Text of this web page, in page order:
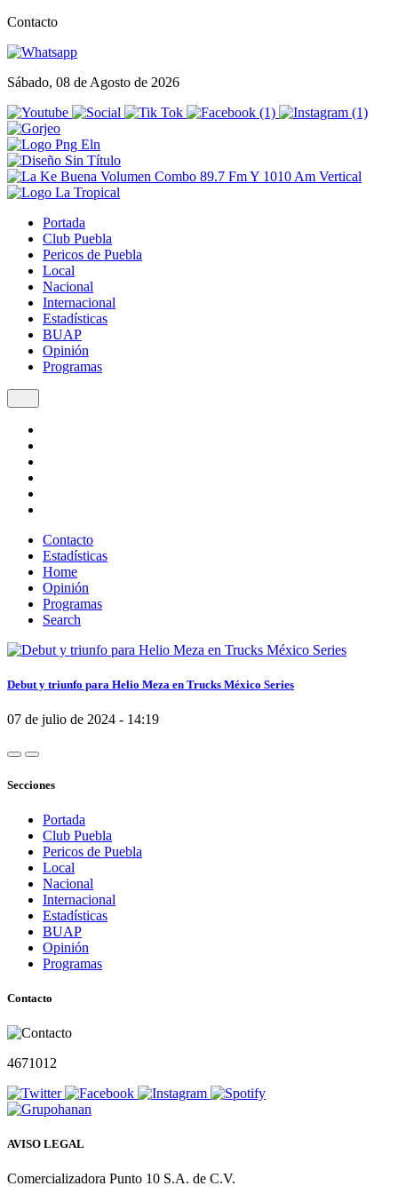
Contacto
Sábado, 08 de Agosto de 2026
Portada
Club Puebla
Pericos de Puebla
Local
Nacional
Internacional
Estadísticas
BUAP
Opinión
Programas
Contacto
Estadísticas
Home
Opinión
Programas
Search
Debut y triunfo para Helio Meza en Trucks México Series
07 de julio de 2024 - 14:19
Secciones
Portada
Club Puebla
Pericos de Puebla
Local
Nacional
Internacional
Estadísticas
BUAP
Opinión
Programas
Contacto
4671012
AVISO LEGAL
Comercializadora Punto 10 S.A. de C.V.